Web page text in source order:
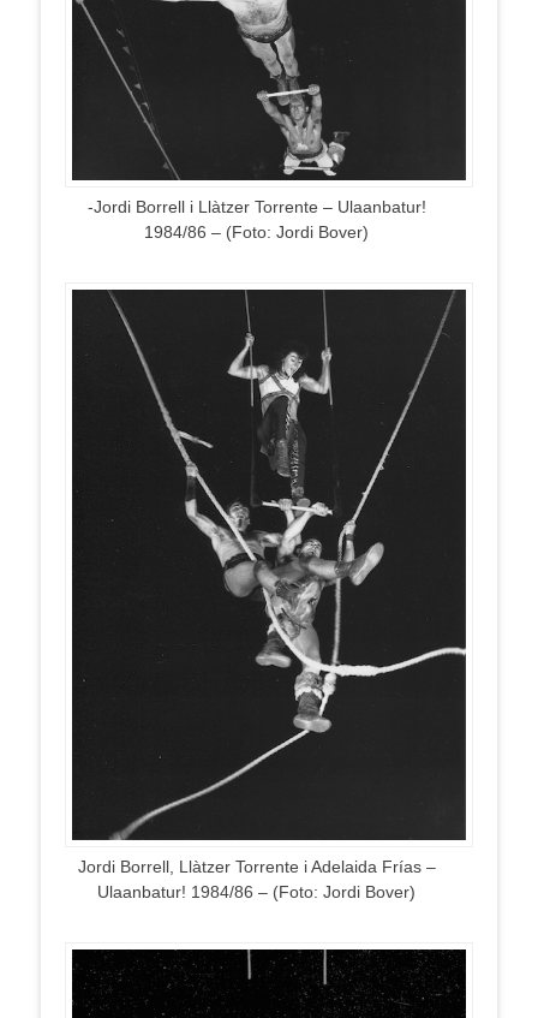
-Jordi Borrell i Llàtzer Torrente – Ulaanbatur!
1984/86 – (Foto: Jordi Bover)
Jordi Borrell, Llàtzer Torrente i Adelaida Frías –
Ulaanbatur! 1984/86 – (Foto: Jordi Bover)